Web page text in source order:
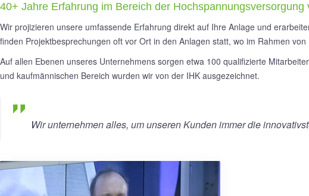
40+ Jahre Erfahrung im Bereich der
Wir projizieren unsere umfassende Erfahrung direkt auf Ihre Anlage und
finden Projektbesprechungen oft vor Ort in den Anlagen statt, wo im Rahmen
Auf allen Ebenen unseres Unternehmens sorgen etwa 100 qualifizierte
und kaufmännischen Bereich wurden wir von der IHK ausgezeichnet.
Wir unternehmen alles, um unseren Kunden immer die